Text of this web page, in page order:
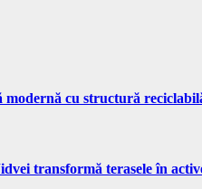
cu structură
transformă terasele în